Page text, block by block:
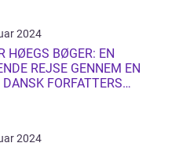
2024
HØEGS BØGER: EN
REJSE GENNEM EN
FORFATTERS
2024